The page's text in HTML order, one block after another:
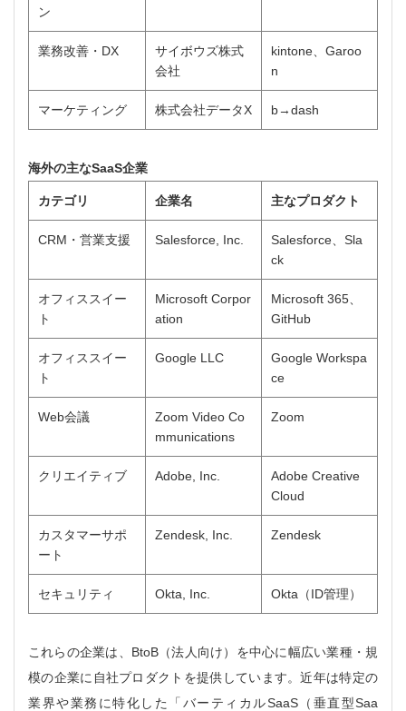
ン
業務改善・DX
サイボウズ株式
会社
kintone、Garoo
n
マーケティング 株式会社データX b→dash
海外の主なSaaS企業
カテゴリ 企業名 主なプロダクト
CRM・営業支援 Salesforce, Inc.
Salesforce、Sla
ck
オフィススイー
ト
Microsoft Corpor
ation
Microsoft 365、
GitHub
オフィススイー
ト
Google LLC
Google Workspa
ce
Web会議
Zoom Video Co
mmunications
Zoom
クリエイティブ Adobe, Inc.
Adobe Creative
Cloud
カスタマーサポ
ート
Zendesk, Inc. Zendesk
セキュリティ Okta, Inc. Okta（ID管理）
これらの企業は、BtoB（法人向け）を中心に幅広い業種・規
模の企業に自社プロダクトを提供しています。近年は特定の
業界や業務に特化した「バーティカルSaaS（垂直型Saa